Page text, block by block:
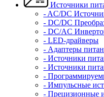
Источники
- AC/DC
- DC/DC
- DC/AC
- LED-драйверы
- Адаптеры
- Источники
- Источники
-
- Импульсные
- Прецизионные